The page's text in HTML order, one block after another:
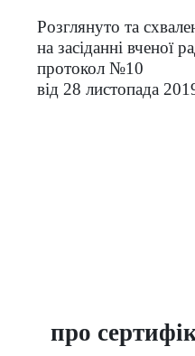
Розглянуто та
на засіданні вченої
протокол №10
від 28 листопада
про